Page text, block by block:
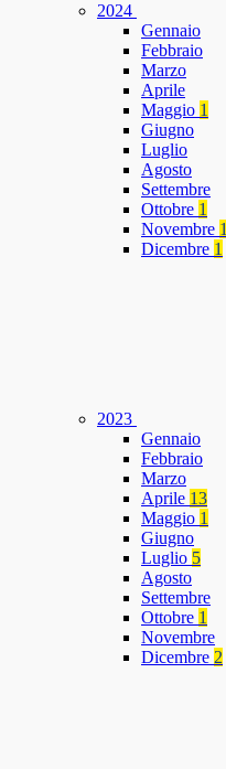
2024
Gennaio
Febbraio
Marzo
Aprile
Maggio 1
Giugno
Luglio
Agosto
Settembre
Ottobre 1
Novembre 1
Dicembre 1
2023
Gennaio
Febbraio
Marzo
Aprile 13
Maggio 1
Giugno
Luglio 5
Agosto
Settembre
Ottobre 1
Novembre
Dicembre 2